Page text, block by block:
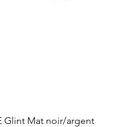
rapide
Glint Mat noir/argent